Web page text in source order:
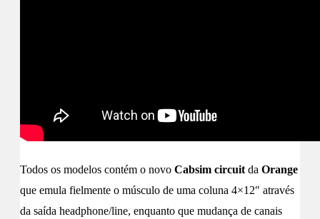
Todos os modelos contém o novo Cabsim circuit da Orange
que emula fielmente o músculo de uma coluna 4×12″ através
da saída headphone/line, enquanto que mudança de canais